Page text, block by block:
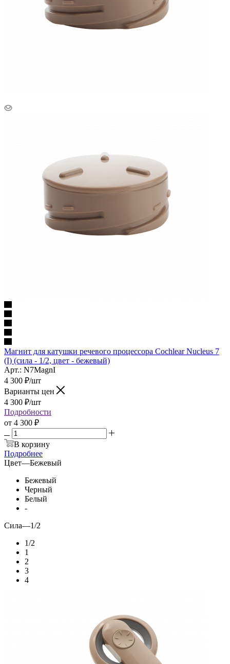
Магнит для катушки речевого процессора Cochlear Nucleus 7
(I) (сила - 1/2, цвет - бежевый)
Арт.: N7MagnI
4 300 ₽/шт
Варианты цен
4 300 ₽/шт
Подробности
от 4 300 ₽
В корзину
Подробнее
Цвет—Бежевый
Бежевый
Черный
Белый
-
Сила—1/2
1/2
1
2
3
4